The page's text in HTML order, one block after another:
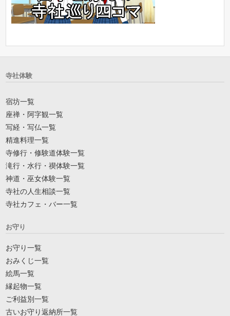
寺社体験
宿坊一覧
座禅・阿字観一覧
写経・写仏一覧
精進料理一覧
寺修行・修験道体験一覧
滝行・水行・禊体験一覧
神道・巫女体験一覧
寺社の人生相談一覧
寺社カフェ・バー一覧
お守り
お守り一覧
おみくじ一覧
絵馬一覧
縁起物一覧
ご利益別一覧
古いお守り返納所一覧